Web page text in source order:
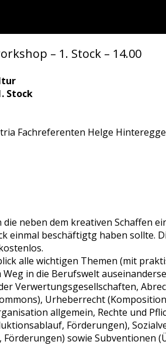
– 1. Stock – 14.00
Stock
Fachreferenten Helge
neben dem kreativen Schaffen
einmal beschäftigtg haben sollte.
alle wichtigen Themen (mit
in die Berufswelt
Verwertungsgesellschaften,
Urheberrecht
allgemein, Rechte und
Förderungen),
sowie Subventionen